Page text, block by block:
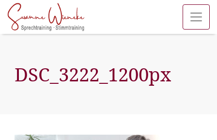
DSC_3222_1200px